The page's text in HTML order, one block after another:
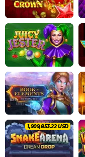
2,021,008.66 USD